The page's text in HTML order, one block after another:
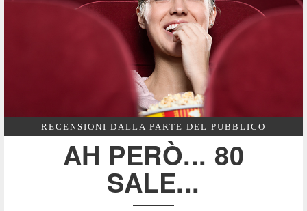
RECENSIONI DALLA PARTE DEL PUBBLICO
AH PERÒ... 80
SALE...